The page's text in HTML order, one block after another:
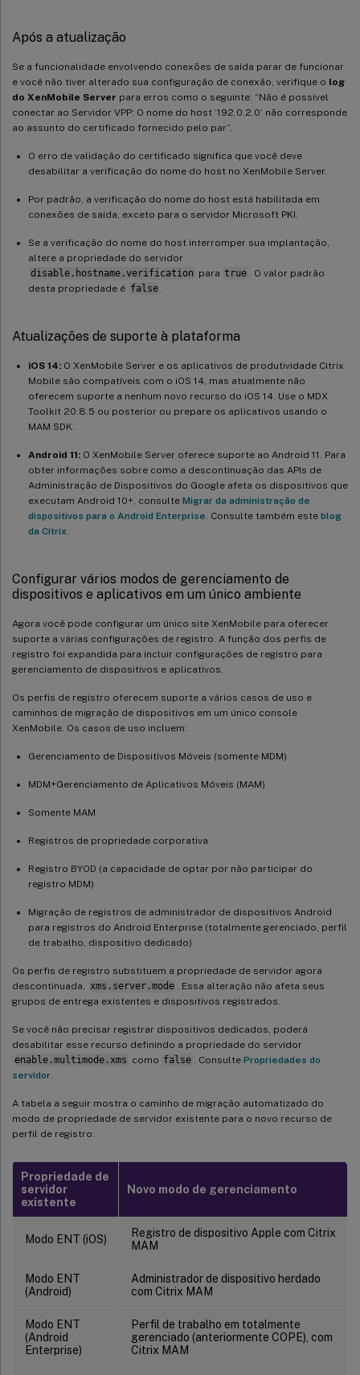
Após a atualização
Se a funcionalidade envolvendo conexões de saída parar de funcionar
e você não tiver alterado sua configuração de conexão, verifique o log
do XenMobile Server para erros como o seguinte: “Não é possível
conectar ao Servidor VPP: O nome do host ‘192.0.2.0’ não corresponde
ao assunto do certificado fornecido pelo par”.
O erro de validação do certificado significa que você deve
desabilitar a verificação do nome do host no XenMobile Server.
Por padrão, a verificação do nome do host está habilitada em
conexões de saída, exceto para o servidor Microsoft PKI.
Se a verificação do nome do host interromper sua implantação,
altere a propriedade do servidor
disable.hostname.verification para true
. O valor padrão
desta propriedade é false
Atualizações de suporte à plataforma
iOS 14: O XenMobile Server e os aplicativos de produtividade Citrix
Mobile são compatíveis com o iOS 14, mas atualmente não
oferecem suporte a nenhum novo recurso do iOS 14. Use o MDX
Toolkit 20.8.5 ou posterior ou prepare os aplicativos usando o
MAM SDK.
Android 11: O XenMobile Server oferece suporte ao Android 11. Para
obter informações sobre como a descontinuação das APIs de
Administração de Dispositivos do Google afeta os dispositivos que
executam Android 10+, consulte Migrar da administração de
dispositivos para o Android Enterprise . Consulte também este blog
da Citrix
Configurar vários modos de gerenciamento de
dispositivos e aplicativos em um único ambiente
Agora você pode configurar um único site XenMobile para oferecer
suporte a várias configurações de registro. A função dos perfis de
registro foi expandida para incluir configurações de registro para
gerenciamento de dispositivos e aplicativos.
Os perfis de registro oferecem suporte a vários casos de uso e
caminhos de migração de dispositivos em um único console
XenMobile. Os casos de uso incluem:
Gerenciamento de Dispositivos Móveis (somente MDM)
MDM+Gerenciamento de Aplicativos Móveis (MAM)
Somente MAM
Registros de propriedade corporativa
Registro BYOD (a capacidade de optar por não participar do
registro MDM)
Migração de registros de administrador de dispositivos Android
para registros do Android Enterprise (totalmente gerenciado, perfil
de trabalho, dispositivo dedicado)
Os perfis de registro substituem a propriedade de servidor agora
descontinuada,
xms.server.mode
. Essa alteração não afeta seus
grupos de entrega existentes e dispositivos registrados.
Se você não precisar registrar dispositivos dedicados, poderá
desabilitar esse recurso definindo a propriedade do servidor
enable.multimode.xms como false . ConsultePropriedades do
servidor
A tabela a seguir mostra o caminho de migração automatizado do
modo de propriedade de servidor existente para o novo recurso de
perfil de registro:
Propriedade de
servidor
existente
Novo modo de gerenciamento
Modo ENT (iOS)
Registro de dispositivo Apple com Citrix
MAM
Modo ENT
(Android)
Administrador de dispositivo herdado
com Citrix MAM
Modo ENT
(Android
Enterprise)
Perfil de trabalho em totalmente
gerenciado (anteriormente COPE), com
Citrix MAM